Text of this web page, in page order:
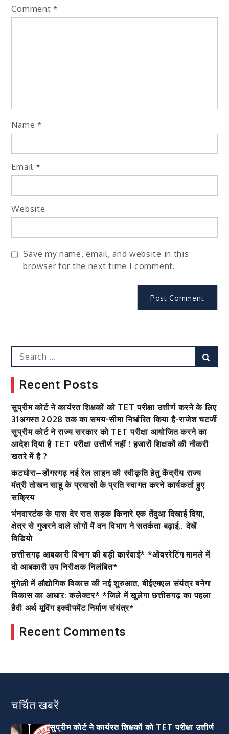
Comment *
Name *
Email *
Website
Save my name, email, and website in this
browser for the next time I comment.
Search
for:
Recent Posts
सुप्रीम कोर्ट ने कार्यरत शिक्षकों को TET परीक्षा उत्तीर्ण करने के लिए
31अगस्त 2028 तक का समय-सीमा निर्धारित किया है-राजेश चटर्जी
सुप्रीम कोर्ट ने राज्य सरकार को TET परीक्षा आयोजित करने का
आदेश दिया है TET परीक्षा उत्तीर्ण नहीं ! हजारों शिक्षकों की नौकरी
खतरे में है ?
कटघोरा–डोंगरगढ़ नई रेल लाइन की स्वीकृति हेतु केंद्रीय राज्य
मंत्री तोखन साहू के प्रयासों के प्रति स्वागत करने कार्यकर्ता हुए
सक्रिय
भंनवारटंक के पास देर रात सड़क किनारे एक तेंदुआ दिखाई दिया,
क्षेत्र से गुजरने वाले लोगों में वन विभाग ने सतर्कता बढ़ाई.. देखें
विडियो
छत्तीसगढ़ आबकारी विभाग की बड़ी कार्रवाई* *ओवररेटिंग मामले में
दो आबकारी उप निरीक्षक निलंबित*
मुंगेली में औद्योगिक विकास की नई शुरुआत, बीईएमएल संयंत्र बनेगा
विकास का आधार: कलेक्टर* *जिले में खुलेगा छत्तीसगढ़ का पहला
हैवी अर्थ मूविंग इक्वीपमेंट निर्माण संयंत्र*
Recent Comments
चर्चित खबरें
सुप्रीम कोर्ट ने कार्यरत शिक्षकों को TET परीक्षा उत्तीर्ण